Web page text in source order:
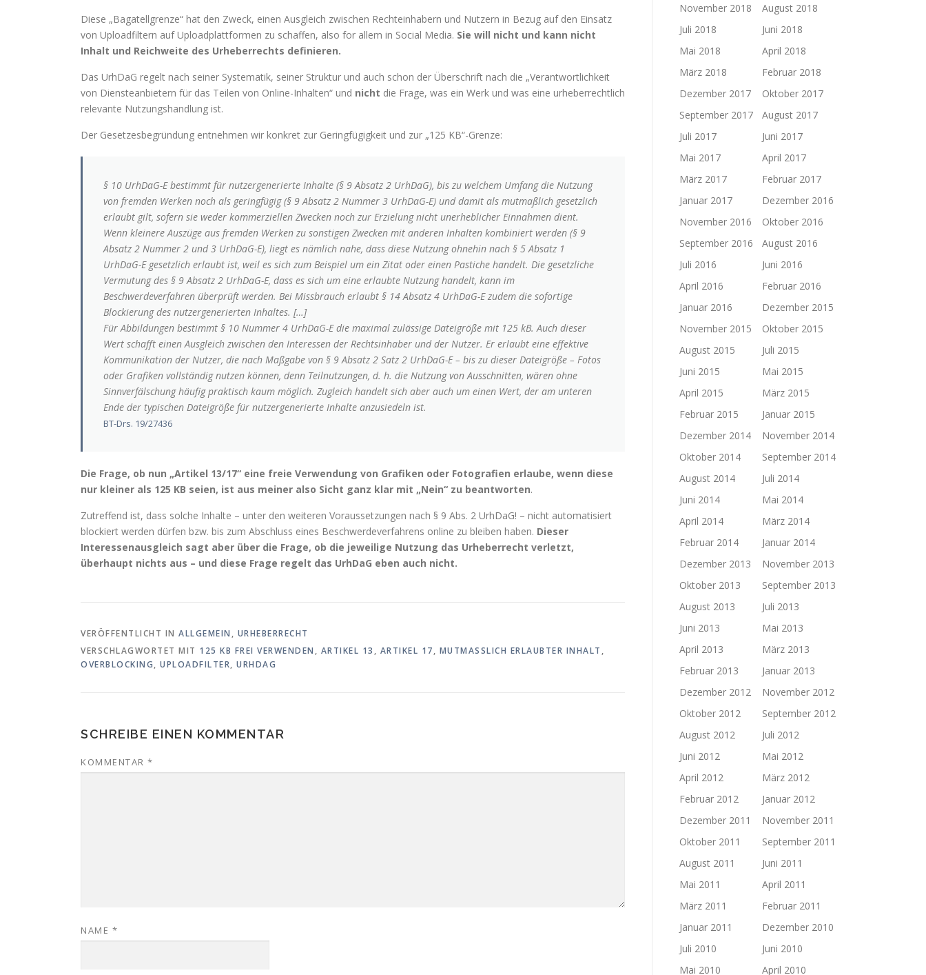
Diese „Bagatellgrenze“ hat den Zweck, einen Ausgleich zwischen Rechteinhabern und Nutzern in Bezug auf den Einsatz
von Uploadfiltern auf Uploadplattformen zu schaffen, also for allem in Social Media. Sie will nicht und kann nicht
Inhalt und Reichweite des Urheberrechts definieren.
Das UrhDaG regelt nach seiner Systematik, seiner Struktur und auch schon der Überschrift nach die „Verantwortlichkeit
von Diensteanbietern für das Teilen von Online-Inhalten“ und nicht die Frage, was ein Werk und was eine urheberrechtlich
relevante Nutzungshandlung ist.
Der Gesetzesbegründung entnehmen wir konkret zur Geringfügigkeit und zur „125 KB“-Grenze:
§ 10 UrhDaG-E bestimmt für nutzergenerierte Inhalte (§ 9 Absatz 2 UrhDaG), bis zu welchem Umfang die Nutzung
von fremden Werken noch als geringfügig (§ 9 Absatz 2 Nummer 3 UrhDaG-E) und damit als mutmaßlich gesetzlich
erlaubt gilt, sofern sie weder kommerziellen Zwecken noch zur Erzielung nicht unerheblicher Einnahmen dient.
Wenn kleinere Auszüge aus fremden Werken zu sonstigen Zwecken mit anderen Inhalten kombiniert werden (§ 9
Absatz 2 Nummer 2 und 3 UrhDaG-E), liegt es nämlich nahe, dass diese Nutzung ohnehin nach § 5 Absatz 1
UrhDaG-E gesetzlich erlaubt ist, weil es sich zum Beispiel um ein Zitat oder einen Pastiche handelt. Die gesetzliche
Vermutung des § 9 Absatz 2 UrhDaG-E, dass es sich um eine erlaubte Nutzung handelt, kann im
Beschwerdeverfahren überprüft werden. Bei Missbrauch erlaubt § 14 Absatz 4 UrhDaG-E zudem die sofortige
Blockierung des nutzergenerierten Inhaltes. […]
Für Abbildungen bestimmt § 10 Nummer 4 UrhDaG-E die maximal zulässige Dateigröße mit 125 kB. Auch dieser
Wert schafft einen Ausgleich zwischen den Interessen der Rechtsinhaber und der Nutzer. Er erlaubt eine effektive
Kommunikation der Nutzer, die nach Maßgabe von § 9 Absatz 2 Satz 2 UrhDaG-E – bis zu dieser Dateigröße – Fotos
oder Grafiken vollständig nutzen können, denn Teilnutzungen, d. h. die Nutzung von Ausschnitten, wären ohne
Sinnverfälschung häufig praktisch kaum möglich. Zugleich handelt sich aber auch um einen Wert, der am unteren
Ende der typischen Dateigröße für nutzergenerierte Inhalte anzusiedeln ist.
BT-Drs. 19/27436
Die Frage, ob nun „Artikel 13/17“ eine freie Verwendung von Grafiken oder Fotografien erlaube, wenn diese
nur kleiner als 125 KB seien, ist aus meiner also Sicht ganz klar mit „Nein“ zu beantworten.
Zutreffend ist, dass solche Inhalte – unter den weiteren Voraussetzungen nach § 9 Abs. 2 UrhDaG! – nicht automatisiert
blockiert werden dürfen bzw. bis zum Abschluss eines Beschwerdeverfahrens online zu bleiben haben. Dieser
Interessenausgleich sagt aber über die Frage, ob die jeweilige Nutzung das Urheberrecht verletzt,
überhaupt nichts aus – und diese Frage regelt das UrhDaG eben auch nicht.
VERÖFFENTLICHT IN ALLGEMEIN , URHEBERRECHT
VERSCHLAGWORTET MIT 125 KB FREI VERWENDEN , ARTIKEL 13 , ARTIKEL 17, MUTMASSLICH ERLAUBTER INHALT
,
OVERBLOCKING, UPLOADFILTER, URHDAG
SCHREIBE EINEN KOMMENTAR
KOMMENTAR *
NAME *
November 2018
August 2018
Juli 2018
Juni 2018
Mai 2018
April 2018
März 2018
Februar 2018
Dezember 2017
Oktober 2017
September 2017
August 2017
Juli 2017
Juni 2017
Mai 2017
April 2017
März 2017
Februar 2017
Januar 2017
Dezember 2016
November 2016
Oktober 2016
September 2016
August 2016
Juli 2016
Juni 2016
April 2016
Februar 2016
Januar 2016
Dezember 2015
November 2015
Oktober 2015
August 2015
Juli 2015
Juni 2015
Mai 2015
April 2015
März 2015
Februar 2015
Januar 2015
Dezember 2014
November 2014
Oktober 2014
September 2014
August 2014
Juli 2014
Juni 2014
Mai 2014
April 2014
März 2014
Februar 2014
Januar 2014
Dezember 2013
November 2013
Oktober 2013
September 2013
August 2013
Juli 2013
Juni 2013
Mai 2013
April 2013
März 2013
Februar 2013
Januar 2013
Dezember 2012
November 2012
Oktober 2012
September 2012
August 2012
Juli 2012
Juni 2012
Mai 2012
April 2012
März 2012
Februar 2012
Januar 2012
Dezember 2011
November 2011
Oktober 2011
September 2011
August 2011
Juni 2011
Mai 2011
April 2011
März 2011
Februar 2011
Januar 2011
Dezember 2010
Juli 2010
Juni 2010
Mai 2010
April 2010